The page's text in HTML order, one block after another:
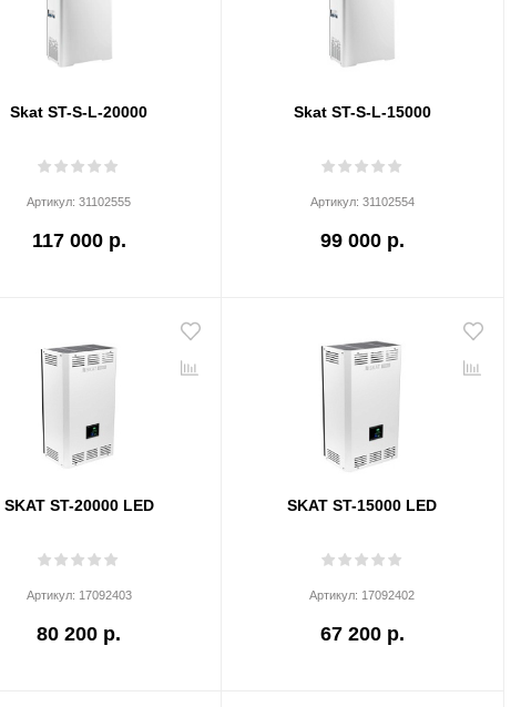
Skat ST-S-L-20000
Артикул:31102555
117 000 р.
Skat ST-S-L-15000
Артикул: 31102554
99 000 р.
SKAT ST-20000 LED
Артикул: 17092403
80 200 р.
SKAT ST-15000 LED
Артикул: 17092402
67 200 р.